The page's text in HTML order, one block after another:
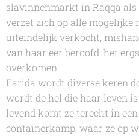
slavinnenmarkt in Raqqa als
verzet zich op alle mogelijke
uiteindelijk verkocht,
van haar eer beroofd; het
overkomen.
Farida wordt diverse keren
wordt de hel die haar leven
levend komt ze terecht in
containerkamp, waar ze op